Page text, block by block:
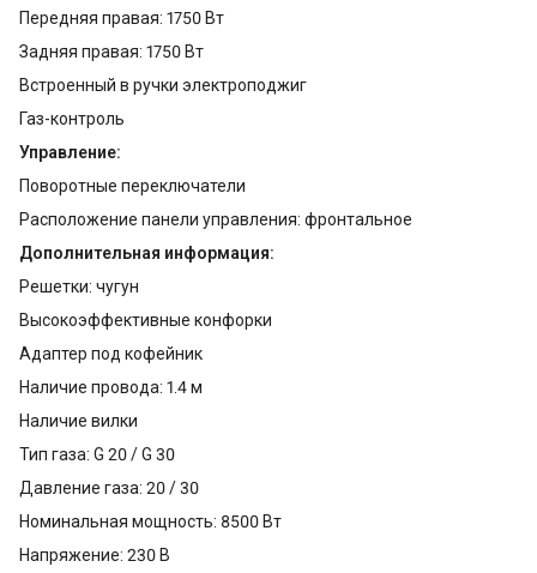
Передняя правая: 1750 Вт
Задняя правая: 1750 Вт
Встроенный в ручки электроподжиг
Газ-контроль
Управление:
Поворотные переключатели
Расположение панели управления: фронтальное
Дополнительная информация:
Решетки: чугун
Высокоэффективные конфорки
Адаптер под кофейник
Наличие провода: 1.4 м
Наличие вилки
Тип газа: G 20 / G 30
Давление газа: 20 / 30
Номинальная мощность: 8500 Вт
Напряжение: 230 В